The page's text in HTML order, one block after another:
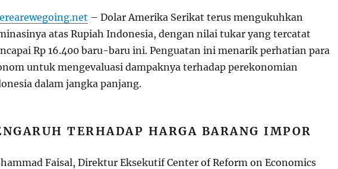
– Dolar Amerika Serikat terus mengukuhkan
atas Rupiah Indonesia, dengan nilai tukar yang tercatat
Rp 16.400 baru-baru ini. Penguatan ini menarik perhatian para
untuk mengevaluasi dampaknya terhadap perekonomian
dalam jangka panjang.
TERHADAP HARGA BARANG IMPOR
Faisal, Direktur Eksekutif Center of Reform on Economics